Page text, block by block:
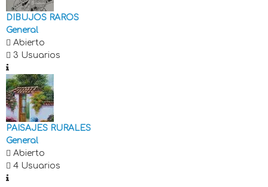
DIBUJOS RAROS
General
Abierto
3 Usuarios
PAISAJES RURALES
General
Abierto
4 Usuarios